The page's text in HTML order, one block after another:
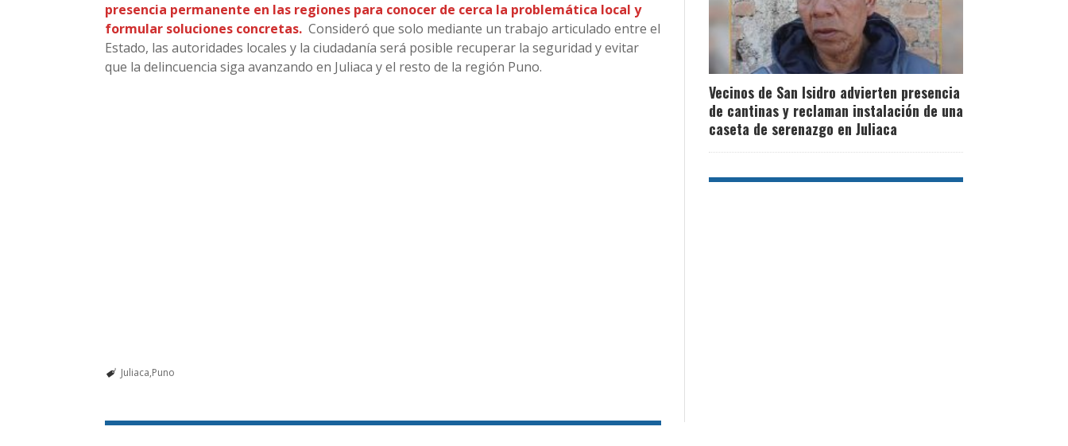
presencia permanente en las regiones para conocer de cerca la problemática local y
formular soluciones concretas. Consideró que solo mediante un trabajo articulado entre el
Estado, las autoridades locales y la ciudadanía será posible recuperar la seguridad y evitar
que la delincuencia siga avanzando en Juliaca y el resto de la región Puno.
Juliaca Puno
Vecinos de San Isidro advierten presencia
de cantinas y reclaman instalación de una
caseta de serenazgo en Juliaca